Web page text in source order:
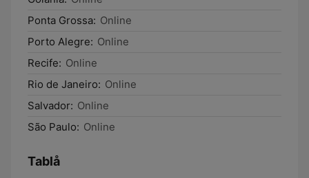
Ponta Grossa: Online
Porto Alegre: Online
Recife: Online
Rio de Janeiro: Online
Salvador: Online
São Paulo: Online
Tablå